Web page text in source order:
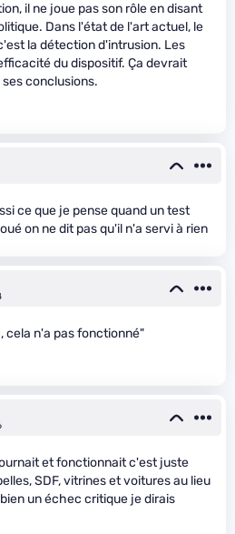
il ne joue pas son rôle en disant
Dans l'état de l'art actuel, le
la détection d'intrusion. Les
du dispositif. Ça devrait
conclusions.
ce que je pense quand un test
on ne dit pas qu'il n'a servi à rien
cela n'a pas fonctionné"
et fonctionnait c'est juste
SDF, vitrines et voitures au lieu
un échec critique je dirais